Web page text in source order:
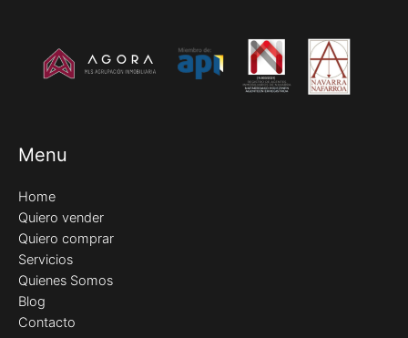
Menu
Home
Quiero vender
Quiero comprar
Servicios
Quienes Somos
Blog
Contacto